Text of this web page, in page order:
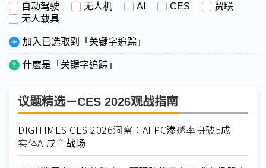
自动驾驶 无人机 AI CES
贸联
无人载具
加入已选取到「关键字追踪」
什麽是「关键字追踪」
议题精选－CES 2026观战指南
DIGITIMES CES 2026洞察：AI PC渗透率拼破5成
实体AI成主战场